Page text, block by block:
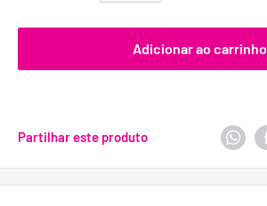
Adicionar ao carrinho
Partilhar este produto